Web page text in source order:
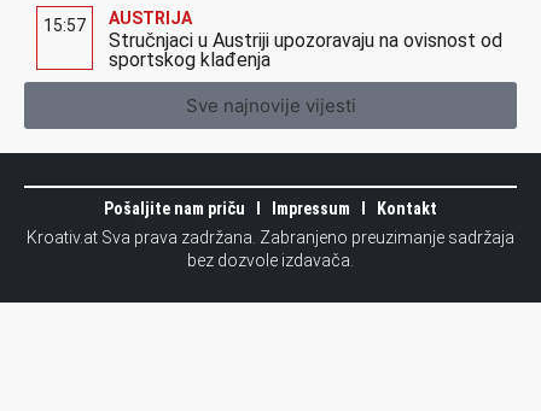
15:57 AUSTRIJA
Stručnjaci u Austriji upozoravaju na ovisnost od
sportskog klađenja
Sve najnovije vijesti
Pošaljite nam priču Impressum
Kontakt
Kroativ.at Sva prava zadržana. Zabranjeno preuzimanje sadržaja
bez dozvole izdavača.